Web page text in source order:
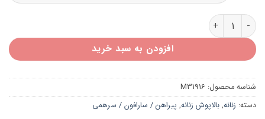
کفتان پشمی آستین کش M31916 عدد
افزودن به سبد خرید
شناسه محصول: M31916
دسته: زنانه, بالاپوش زنانه, پیراهن / سارافون / سرهمی